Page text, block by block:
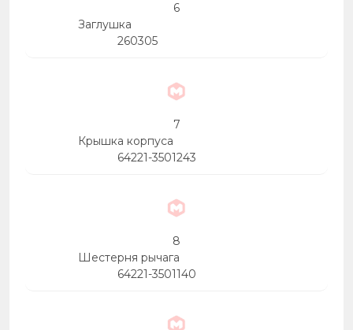
6
Заглушка
260305
7
Крышка корпуса
64221-3501243
8
Шестерня рычага
64221-3501140